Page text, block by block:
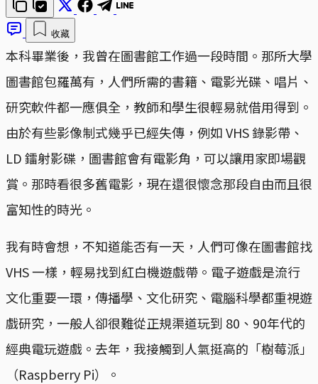
收藏
本科畢業後，我曾在圖書館工作過一段時間。那所大學
圖書館包羅萬有，人們所需的書籍、電影光碟、唱片、
研究軟件都一應俱全，教師和學生很輕易就借用得到。
由於有些影像制式幾乎已經失傳，例如 VHS 錄影帶、
LD 鐳射影碟，圖書館會有電影角，可以讓用家即場觀
賞。那時看很多舊電影，現在還很懷念那段自由而且很
富知性的時光。
我有時會想，不知道能否有一天，人們可像在圖書館找
VHS 一樣，輕易找到紅白機遊戲帶。電子遊戲是流行
文化重要一環，傳播學、文化研究、電腦科學都重視遊
戲研究，一般人卻很難從正規渠道玩到 80、90年代的
經典電玩遊戲。去年，我接觸到人氣挺高的「樹莓派」
（Raspberry Pi）。